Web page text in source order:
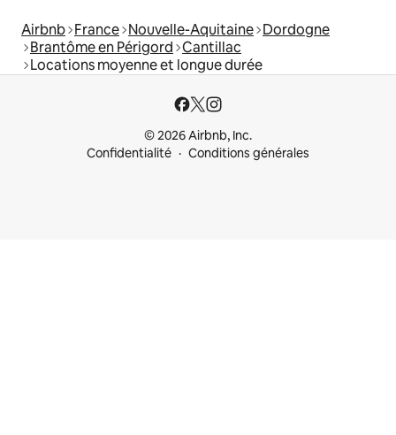
Airbnb France Nouvelle-Aquitaine Dordogne
Brantôme en Périgord Cantillac
Locations moyenne et longue durée
© 2026 Airbnb, Inc.
Confidentialité
Conditions générales